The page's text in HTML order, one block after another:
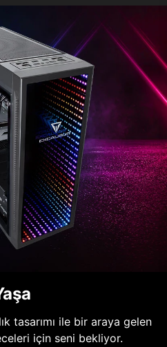
tasarımı ile bir araya gelen
için seni bekliyor.